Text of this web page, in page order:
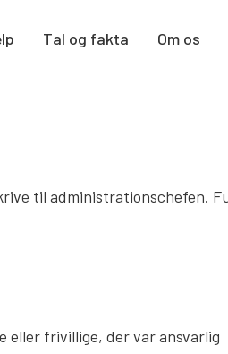
Tal og fakta Om os
til administrationschefen.
eller frivillige, der var ansvarlig